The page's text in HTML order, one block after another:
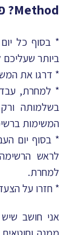
Method? פשוטה מאוד:
ביותר
* דרגו את
בשלמותה
המשימות
* בסוף יום
למחרת.
* חזרו על
אני חושב